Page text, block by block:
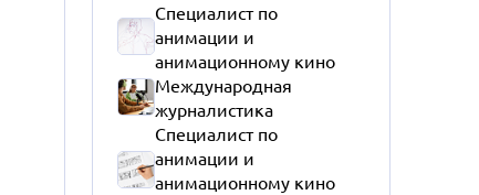
Специалист по
анимации и
анимационному кино
Международная
журналистика
Специалист по
анимации и
анимационному кино